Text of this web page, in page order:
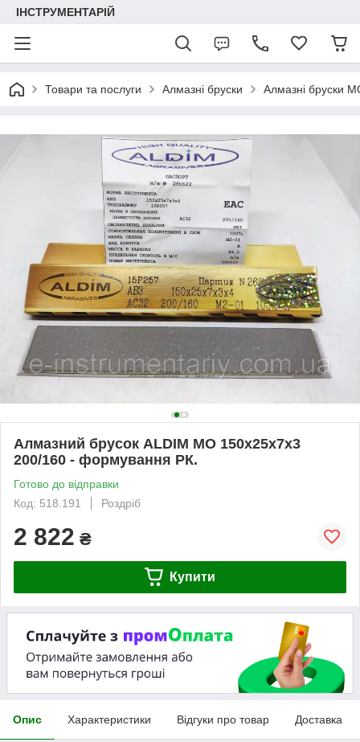
ІНСТРУМЕНТАРІЙ
Товари та послуги Алмазні бруски Алмазні бруски
Алмазний брусок ALDIM МО 150х25х7х3
200/160 - формування РК.
Готово до відправки
Код: 518.191
Роздріб
2 822 ₴
Купити
Опис Характеристики Відгуки про товар Доставка